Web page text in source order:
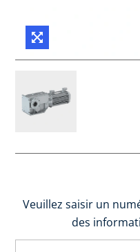
Veuillez saisir un
des